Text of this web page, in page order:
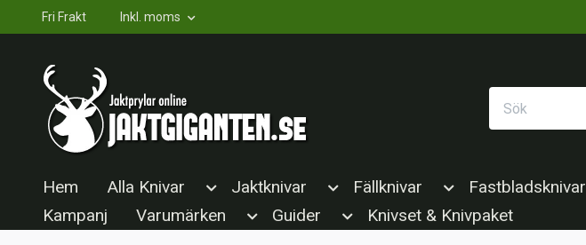
Fri Frakt Inkl. moms
Hem Alla Knivar Jaktknivar Fällknivar Fastbladsknivar
Kampanj
Varumärken Guider Knivset & Knivpaket